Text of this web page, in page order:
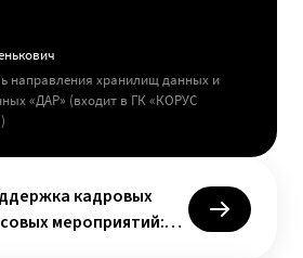
направления хранилищ данных и
«ДАР» (входит в ГК «КОРУС
кадровых
мероприятий: